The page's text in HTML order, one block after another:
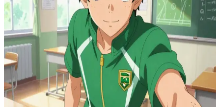
미도리야 이즈쿠